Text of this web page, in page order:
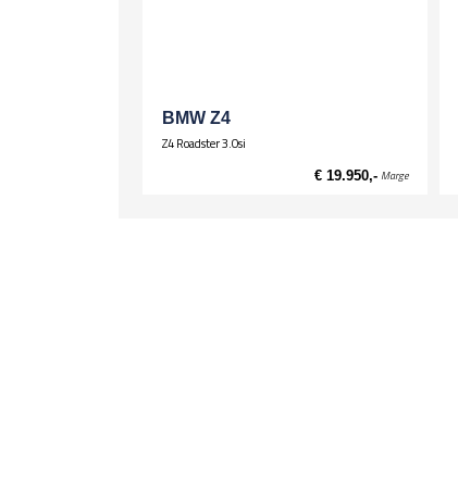
BMW Z4
Z4 Roadster 3.0si
€ 19.950,- Marge